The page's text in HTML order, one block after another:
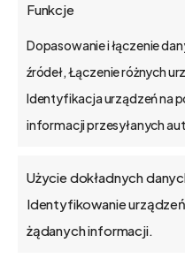
Funkcje
Dopasowanie i łączenie
źródeł, Łączenie różnych
Identyfikacja urządzeń na
informacji przesyłanych
Użycie dokładnych
Identyfikowanie
żądanych informacji.
bs4mentor-